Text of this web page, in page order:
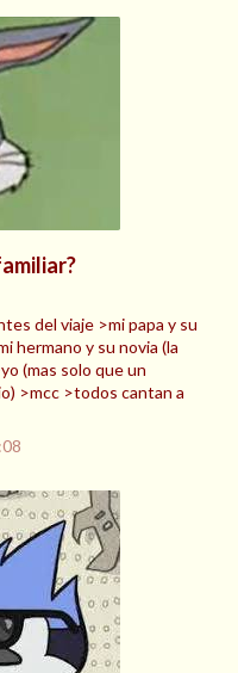
del viaje >mi papa y su
hermano y su novia (la
(mas solo que un
>mcc >todos cantan a